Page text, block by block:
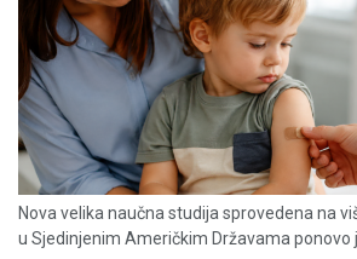
Nova velika naučna studija sprovedena na
u Sjedinjenim Američkim Državama ponovo